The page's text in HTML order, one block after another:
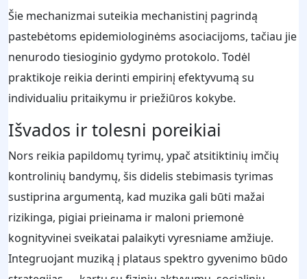
Šie mechanizmai suteikia mechanistinį pagrindą
pastebėtoms epidemiologinėms asociacijoms, tačiau jie
nenurodo tiesioginio gydymo protokolo. Todėl
praktikoje reikia derinti empirinį efektyvumą su
individualiu pritaikymu ir priežiūros kokybe.
Išvados ir tolesni poreikiai
Nors reikia papildomų tyrimų, ypač atsitiktinių imčių
kontrolinių bandymų, šis didelis stebimasis tyrimas
sustiprina argumentą, kad muzika gali būti mažai
rizikinga, pigiai prieinama ir maloni priemonė
kognityvinei sveikatai palaikyti vyresniame amžiuje.
Integruojant muziką į plataus spektro gyvenimo būdo